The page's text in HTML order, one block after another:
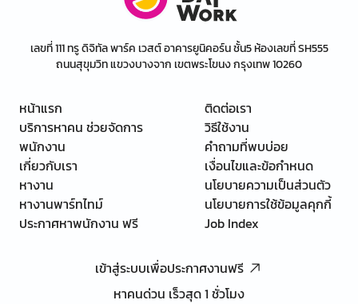
เลขที่ 111 ทรู ดิจิทัล พาร์ค เวสต์ อาคารยูนิคอร์น ชั้น5 ห้องเลขที่ SH555
ถนนสุขุมวิท แขวงบางจาก เขตพระโขนง กรุงเทพ 10260
หน้าแรก
บริการหาคน ช่วยจัดการ
พนักงาน
เกี่ยวกับเรา
หางาน
หางานพาร์ทไทม์
ประกาศหาพนักงาน ฟรี
ติดต่อเรา
วิธีใช้งาน
คำถามที่พบบ่อย
เงื่อนไขและข้อกำหนด
นโยบายความเป็นส่วนตัว
นโยบายการใช้ข้อมูลคุกกี้
Job Index
เข้าสู่ระบบเพื่อประกาศงานฟรี
หาคนด่วน เร็วสุด 1 ชั่วโมง